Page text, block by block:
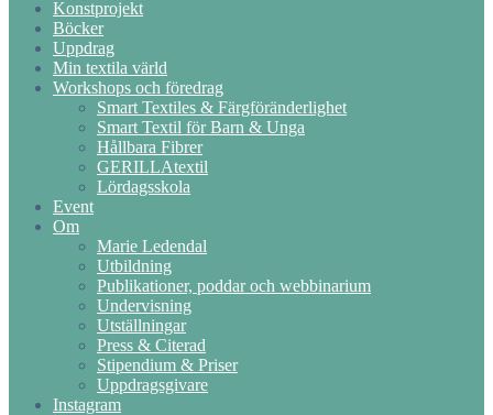
Konstprojekt
Böcker
Uppdrag
Min textila värld
Workshops och föredrag
Smart Textiles & Färgföränderlighet
Smart Textil för Barn & Unga
Hållbara Fibrer
GERILLAtextil
Lördagsskola
Event
Om
Marie Ledendal
Utbildning
Publikationer, poddar och webbinarium
Undervisning
Utställningar
Press & Citerad
Stipendium & Priser
Uppdragsgivare
Instagram